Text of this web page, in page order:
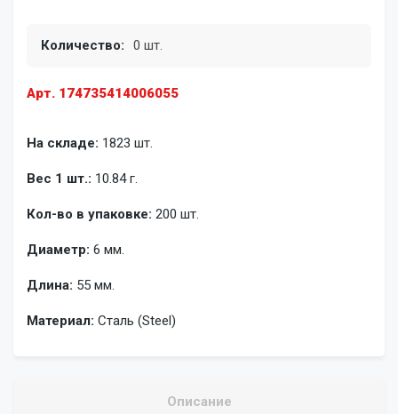
Арт. 174735414006055
На складе: 1823 шт.
Вес 1 шт.: 10.84 г.
Кол-во в упаковке: 200 шт.
Диаметр: 6 мм.
Длина: 55 мм.
Материал: Сталь (Steel)
Количество: 0 шт.
Описание